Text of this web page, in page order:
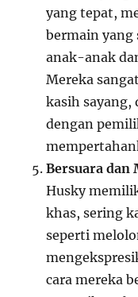
yang tepat,
bermain
anak-anak
Mereka
kasih sayang,
dengan
Bersuara dan
Husky
khas, sering
seperti
cara mereka